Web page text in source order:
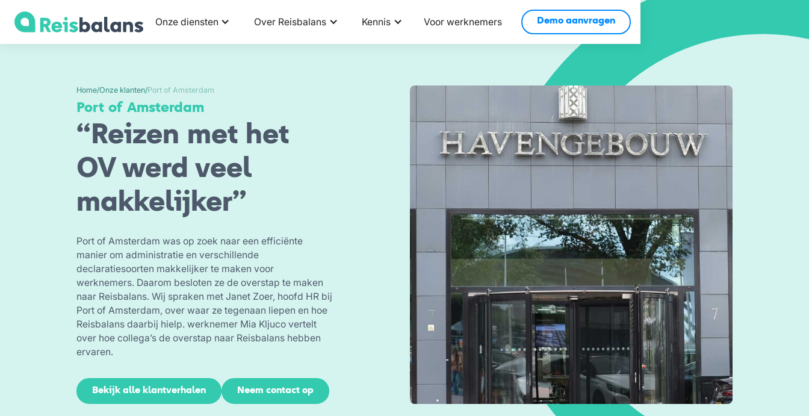
Onze diensten Over Reisbalans Kennis Voor werknemers Demo aanvragen
Home/Onze klanten/Port of Amsterdam
Port of Amsterdam
“Reizen met het
OV werd veel
makkelijker”
Port of Amsterdam was op zoek naar een efficiënte
manier om administratie en verschillende
declaratiesoorten makkelijker te maken voor
werknemers. Daarom besloten ze de overstap te maken
naar Reisbalans. Wij spraken met Janet Zoer, hoofd HR bij
Port of Amsterdam, over waar ze tegenaan liepen en hoe
Reisbalans daarbij hielp. werknemer Mia Kljuco vertelt
over hoe collega’s de overstap naar Reisbalans hebben
ervaren.
Bekijk alle klantverhalen Neem contact op